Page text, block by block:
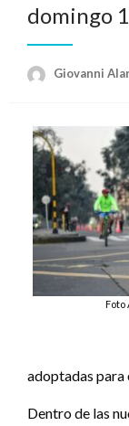
domingo
Giovanni
Foto
adoptadas para
Dentro de las